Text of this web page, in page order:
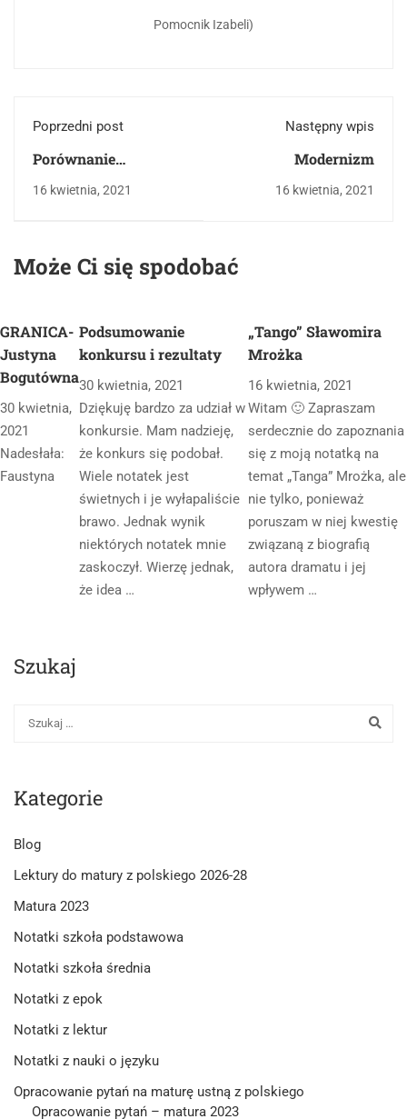
Pomocnik Izabeli)
Poprzedni post
Porównanie
doświadczenia
ojca Paneloux
16 kwietnia, 2021
Następny wpis
Modernizm
16 kwietnia, 2021
Może Ci się spodobać
GRANICA-
Justyna
Bogutówna
30 kwietnia,
2021
Nadesłała:
Faustyna
Podsumowanie
konkursu i rezultaty
30 kwietnia, 2021
Dziękuję bardzo za udział w
konkursie. Mam nadzieję,
że konkurs się podobał.
Wiele notatek jest
świetnych i je wyłapaliście
brawo. Jednak wynik
niektórych notatek mnie
zaskoczył. Wierzę jednak,
że idea …
„Tango” Sławomira
Mrożka
16 kwietnia, 2021
Witam 🙂 Zapraszam
serdecznie do zapoznania
się z moją notatką na
temat „Tanga” Mrożka, ale
nie tylko, ponieważ
poruszam w niej kwestię
związaną z biografią
autora dramatu i jej
wpływem …
Szukaj
Kategorie
Blog
Lektury do matury z polskiego 2026-28
Matura 2023
Notatki szkoła podstawowa
Notatki szkoła średnia
Notatki z epok
Notatki z lektur
Notatki z nauki o języku
Opracowanie pytań na maturę ustną z polskiego
Opracowanie pytań – matura 2023